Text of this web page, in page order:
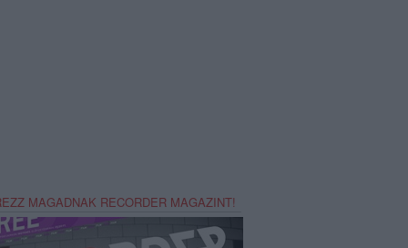
MAGADNAK RECORDER MAGAZINT!